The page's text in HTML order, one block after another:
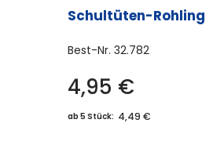
Schultüten-Rohling
Best-Nr. 32.782
4,95 €
ab 5 Stück: 4,49 €